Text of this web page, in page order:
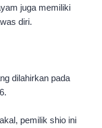
juga memiliki
diri.
dilahirkan pada
pemilik shio ini